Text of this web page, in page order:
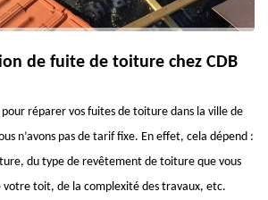
de fuite de toiture chez CDB
pour réparer vos fuites de toiture dans la ville de
n’avons pas de tarif fixe. En effet, cela dépend :
du type de revêtement de toiture que vous
votre toit, de la complexité des travaux, etc.